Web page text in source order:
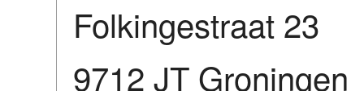
Folkingestraat 23
9712 JT Groningen